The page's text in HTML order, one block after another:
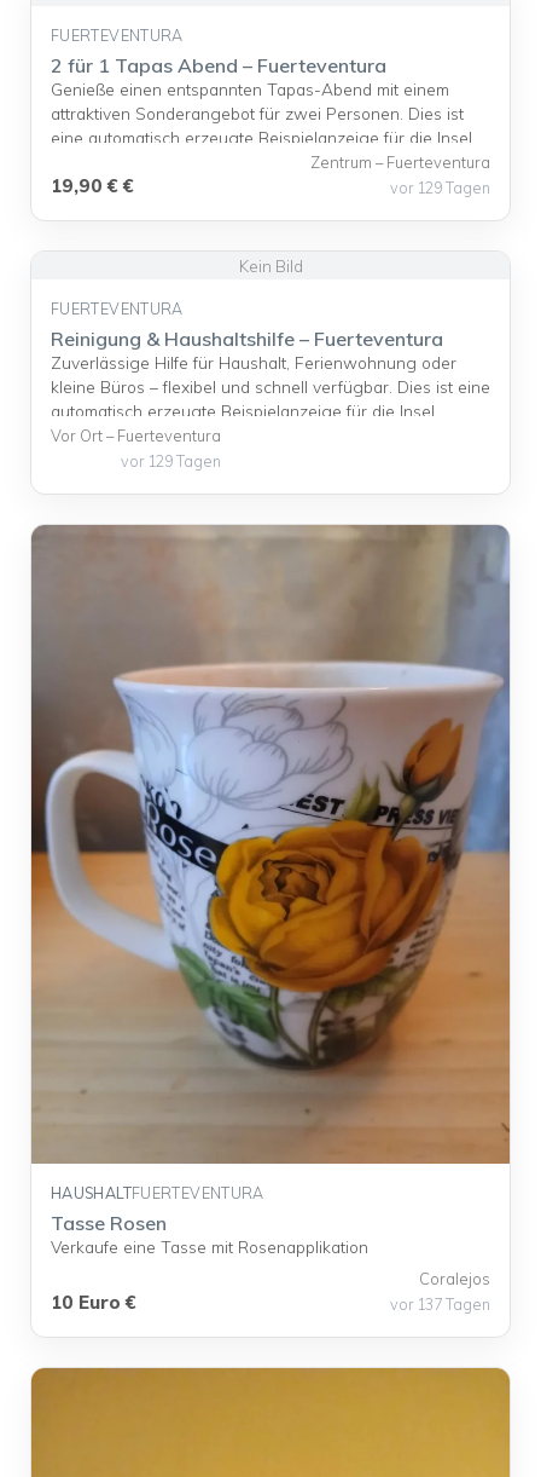
href="https://kanarenanzeigen.com/anzeigen/zuverlaessi
ger-allrounder-von-knipex-sucht-langfristige-technik-
stelle-auf-fuerteventura/" aria-label="Mehr Informationen
über Zuverlässiger Allrounder von KNIPEX sucht
langfristige Technik-Stelle auf Fuerteventura">Read
FUERTEVENTURA
2 für 1 Tapas Abend – Fuerteventura
Genieße einen entspannten Tapas-Abend mit einem
attraktiven Sonderangebot für zwei Personen. Dies ist
eine automatisch erzeugte Beispielanzeige für die Insel
19,90 € €
Zentrum – Fuerteventura
vor 129 Tagen
FUERTEVENTURA
Reinigung & Haushaltshilfe – Fuerteventura
Zuverlässige Hilfe für Haushalt, Ferienwohnung oder
kleine Büros – flexibel und schnell verfügbar. Dies ist eine
automatisch erzeugte Beispielanzeige für die Insel
Fuerteventura.
Vor Ort – Fuerteventura
vor 129 Tagen
HAUSHALTFUERTEVENTURA
Tasse Rosen
Verkaufe eine Tasse mit Rosenapplikation
10 Euro €
Coralejos
vor 137 Tagen